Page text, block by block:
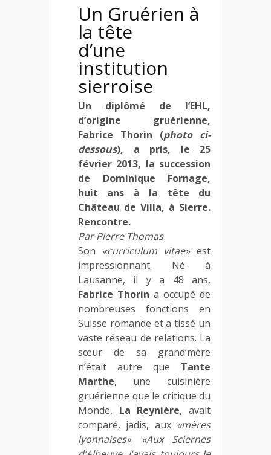
Un Gruérien à
la tête
d’une
institution
sierroise
Un diplômé de l’EHL,
d’origine gruérienne,
Fabrice Thorin (photo ci-
dessous), a pris, le 25
février 2013, la succession
de Dominique Fornage,
huit ans à la tête du
Château de Villa, à Sierre.
Rencontre.
Par Pierre Thomas
Son «curriculum vitae»est
impressionnant. Né à
Lausanne, il y a 48 ans,
Fabrice Thorin a occupé de
nombreuses fonctions en
Suisse romande et a tissé un
vaste réseau de relations. La
sœur de sa grand’mère
n’était autre que Tante
Marthe, une cuisinière
gruérienne que le critique du
Monde, La Reynière, avait
comparé, jadis, aux «mères
lyonnaises». «Aux Sciernes